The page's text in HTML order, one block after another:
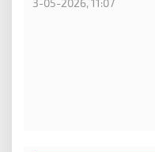
3-05-2026, 11:07